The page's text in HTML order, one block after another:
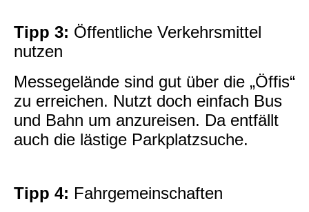
Tipp 3: Öffentliche Verkehrsmittel
nutzen
Messegelände sind gut über die „Öffis“
zu erreichen. Nutzt doch einfach Bus
und Bahn um anzureisen. Da entfällt
auch die lästige Parkplatzsuche.
Tipp 4: Fahrgemeinschaften